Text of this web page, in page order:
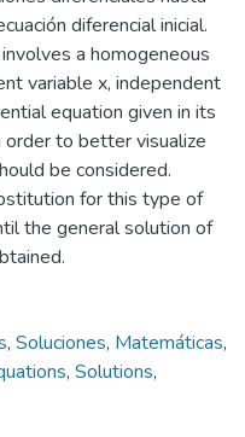
diferencial inicial.
a homogeneous
variable x, independent
equation given in its
to better visualize
be considered.
for this type of
the general solution of
, Soluciones, Matemáticas,
, Solutions,